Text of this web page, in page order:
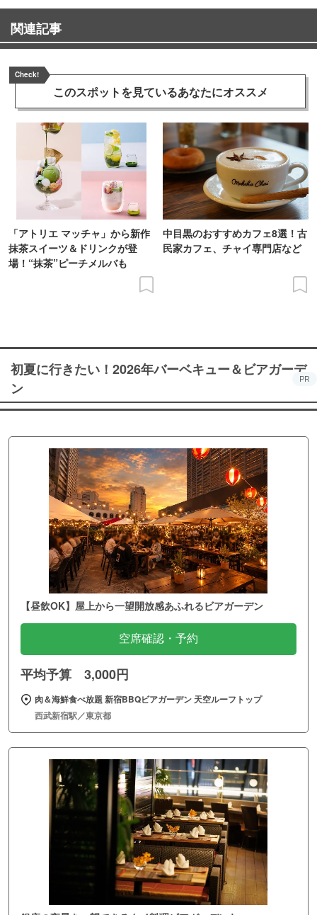
関連記事
Check!
このスポットを見ているあなたにオススメ
「アトリエ マッチャ」から新作
抹茶スイーツ＆ドリンクが登
場！“抹茶”ピーチメルバも
中目黒のおすすめカフェ8選！古
民家カフェ、チャイ専門店など
初夏に行きたい！2026年バーベキュー＆ビアガーデ
ン
PR
【昼飲OK】屋上から一望開放感あふれるビアガーデン
空席確認・予約
平均予算 3,000円
肉＆海鮮食べ放題 新宿BBQビアガーデン 天空ルーフトップ
西武新宿駅／東京都